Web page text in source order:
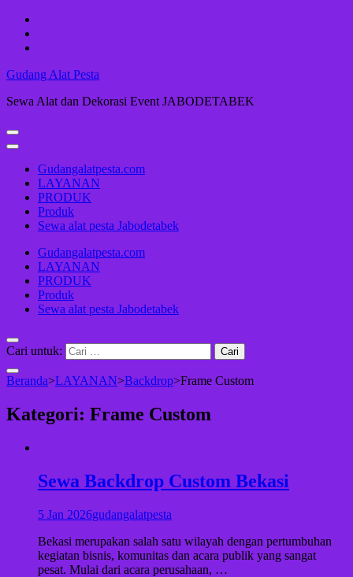
Gudang Alat Pesta
Sewa Alat dan Dekorasi Event JABODETABEK
Gudangalatpesta.com
LAYANAN
PRODUK
Produk
Sewa alat pesta Jabodetabek
Gudangalatpesta.com
LAYANAN
PRODUK
Produk
Sewa alat pesta Jabodetabek
Cari untuk:
Beranda>LAYANAN>Backdrop>Frame Custom
Kategori: Frame Custom
Sewa Backdrop Custom Bekasi
5 Jan 2026gudangalatpesta
Bekasi merupakan salah satu wilayah dengan pertumbuhan
kegiatan bisnis, komunitas dan acara publik yang sangat
pesat. Mulai dari acara perusahaan, …